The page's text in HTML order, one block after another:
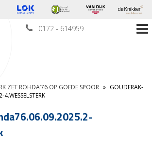
0172 - 614959
ZET ROHDA’76 OP GOEDE SPOOR » GOUDERAK-